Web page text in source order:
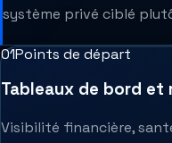
système privé ciblé
01Points de départ
Tableaux de bord et
Visibilité financière,